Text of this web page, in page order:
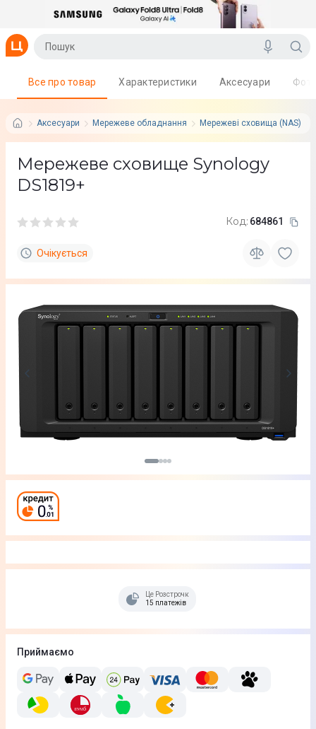
Аксесуари Мережеве обладнання Мережеві сховища (NAS)
Все про товар Характеристики Аксесуари
Мережеве сховище Synology
DS1819+
Код: 684861
Очікується
Це Розстрочка
15 платежів
Приймаємо